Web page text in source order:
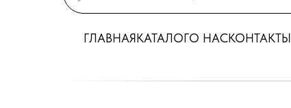
ГЛАВНАЯКАТАЛОГО НАСКОНТАКТЫ